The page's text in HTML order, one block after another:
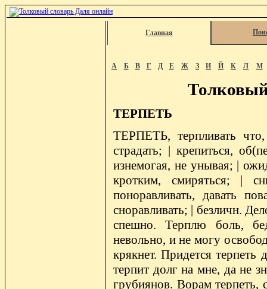
Главная
А Б В Г Д Е Ж З И Й К Л М
ТЕРПЕТЬ
ТЕРПЕТЬ, терпливать что,
страдать; | крепиться,
изнемогая, не унывая; |
кротким, смиряться; |
поноравливать, давать
сноравливать; | безличн.
спешно. Терплю боль,
невольно, и не могу
крякнет. Придется
терпит долг на мне, да не
грубиянов. Ворам терпеть,